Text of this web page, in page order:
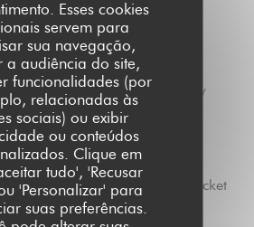
Esses cookies
servem para
sua navegação,
a audiência do site,
funcionalidades (por
relacionadas às
sociais) ou exibir
ou conteúdos
Clique em
tudo', 'Recusar
'Personalizar' para
suas preferências.
GERAIS
/ Cuisine Française / Terrasse /
privé
de férias digitais, Ordem de
Apple Pay, American Express, Ticket
Pagamento sem contato,